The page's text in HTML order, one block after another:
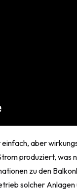
einfach, aber
produziert, was
zu den
solcher